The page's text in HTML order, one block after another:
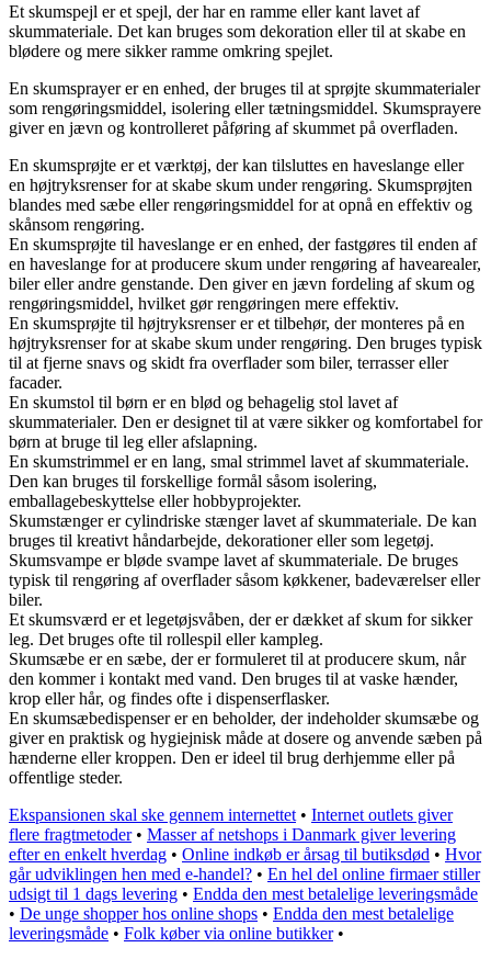
Et skumspejl er et spejl, der har en ramme eller kant lavet af
skummateriale. Det kan bruges som dekoration eller til at skabe en
blødere og mere sikker ramme omkring spejlet.
En skumsprayer er en enhed, der bruges til at sprøjte skummaterialer
som rengøringsmiddel, isolering eller tætningsmiddel. Skumsprayere
giver en jævn og kontrolleret påføring af skummet på overfladen.
En skumsprøjte er et værktøj, der kan tilsluttes en haveslange eller
en højtryksrenser for at skabe skum under rengøring. Skumsprøjten
blandes med sæbe eller rengøringsmiddel for at opnå en effektiv og
skånsom rengøring.
En skumsprøjte til haveslange er en enhed, der fastgøres til enden af ​​
en haveslange for at producere skum under rengøring af havearealer,
biler eller andre genstande. Den giver en jævn fordeling af skum og
rengøringsmiddel, hvilket gør rengøringen mere effektiv.
En skumsprøjte til højtryksrenser er et tilbehør, der monteres på en
højtryksrenser for at skabe skum under rengøring. Den bruges typisk
til at fjerne snavs og skidt fra overflader som biler, terrasser eller
facader.
En skumstol til børn er en blød og behagelig stol lavet af
skummaterialer. Den er designet til at være sikker og komfortabel for
børn at bruge til leg eller afslapning.
En skumstrimmel er en lang, smal strimmel lavet af skummateriale.
Den kan bruges til forskellige formål såsom isolering,
emballagebeskyttelse eller hobbyprojekter.
Skumstænger er cylindriske stænger lavet af skummateriale. De kan
bruges til kreativt håndarbejde, dekorationer eller som legetøj.
Skumsvampe er bløde svampe lavet af skummateriale. De bruges
typisk til rengøring af overflader såsom køkkener, badeværelser eller
biler.
Et skumsværd er et legetøjsvåben, der er dækket af skum for sikker
leg. Det bruges ofte til rollespil eller kampleg.
Skumsæbe er en sæbe, der er formuleret til at producere skum, når
den kommer i kontakt med vand. Den bruges til at vaske hænder,
krop eller hår, og findes ofte i dispenserflasker.
En skumsæbedispenser er en beholder, der indeholder skumsæbe og
giver en praktisk og hygiejnisk måde at dosere og anvende sæben på
hænderne eller kroppen. Den er ideel til brug derhjemme eller på
offentlige steder.
Ekspansionen skal ske gennem internettet • Internet outlets giver
flere fragtmetoder• Masser af netshops i Danmark giver levering
efter en enkelt hverdag • Online indkøb er årsag til butiksdød • Hvor
går udviklingen hen med e-handel? • En hel del online firmaer stiller
udsigt til 1 dags levering • Endda den mest betalelige leveringsmåde
• De unge shopper hos online shops • Endda den mest betalelige
leveringsmåde • Folk køber via online butikker•